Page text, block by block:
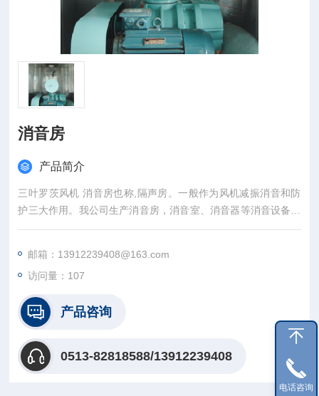
消音房
产品简介
三叶罗茨风机 消音房也称,隔声房。一般作为风机减振消音和防
护三大作用。我公司生产消音房，消音室、消音器等消音设备，
技术先进、结构合理，采用2-5mm钢板机械成型后进行喷塑加
备，是消音行...
邮箱：13912239408@163.com
访问量：107
产品咨询
0513-82818588/13912239408
电话咨询